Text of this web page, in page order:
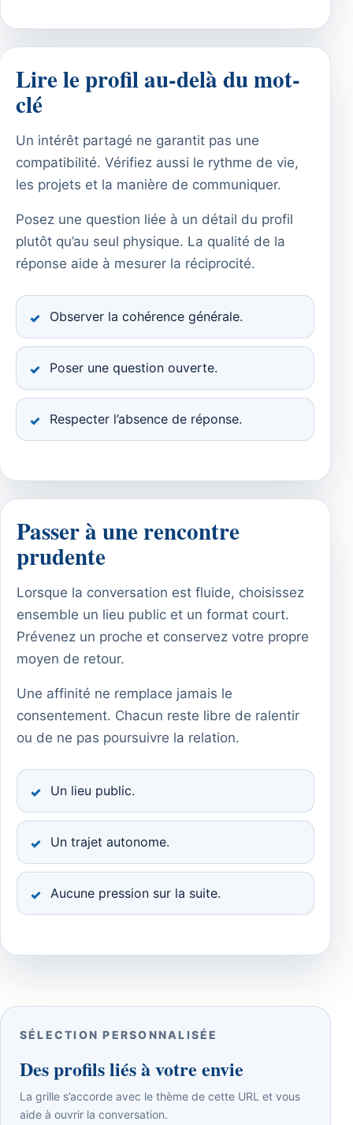
Lire le profil au-delà du mot-
clé
Un intérêt partagé ne garantit pas une
compatibilité. Vérifiez aussi le rythme de vie,
les projets et la manière de communiquer.
Posez une question liée à un détail du profil
plutôt qu’au seul physique. La qualité de la
réponse aide à mesurer la réciprocité.
Observer la cohérence générale.
Poser une question ouverte.
Respecter l’absence de réponse.
Passer à une rencontre
prudente
Lorsque la conversation est fluide, choisissez
ensemble un lieu public et un format court.
Prévenez un proche et conservez votre propre
moyen de retour.
Une affinité ne remplace jamais le
consentement. Chacun reste libre de ralentir
ou de ne pas poursuivre la relation.
Un lieu public.
Un trajet autonome.
Aucune pression sur la suite.
SÉLECTION PERSONNALISÉE
Des profils liés à votre envie
La grille s’accorde avec le thème de cette URL et vous
aide à ouvrir la conversation.